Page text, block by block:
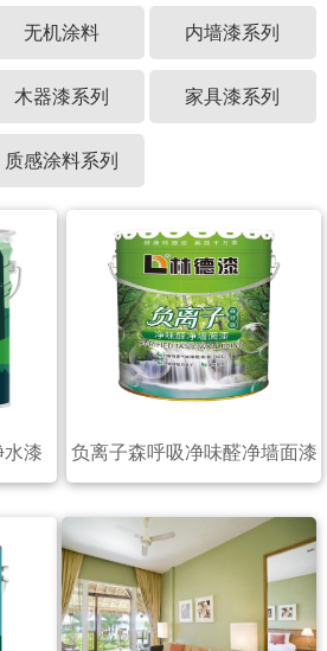
无机涂料 内墙漆系列
木器漆系列 家具漆系列
质感涂料系列
漆 负离子森呼吸净味醛净墙面漆